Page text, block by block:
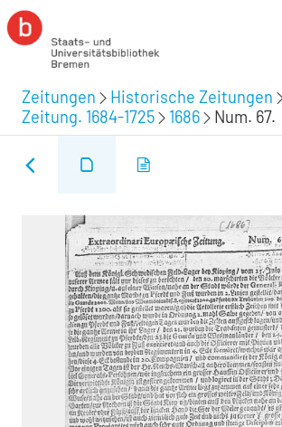
Zeitungen Historische Zeitungen
Zeitung. 1684-1725
1686 Num. 67.